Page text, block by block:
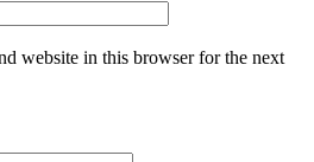
website in this browser for the next